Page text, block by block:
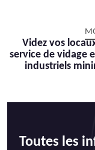
Videz vos
service de vidage
industriels
Toutes les